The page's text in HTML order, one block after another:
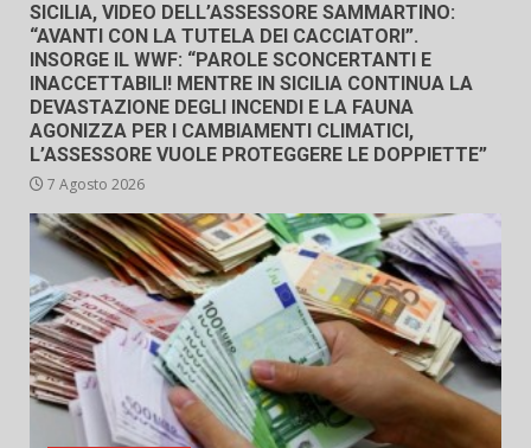
SICILIA, VIDEO DELL’ASSESSORE SAMMARTINO:
“AVANTI CON LA TUTELA DEI CACCIATORI”.
INSORGE IL WWF: “PAROLE SCONCERTANTI E
INACCETTABILI! MENTRE IN SICILIA CONTINUA LA
DEVASTAZIONE DEGLI INCENDI E LA FAUNA
AGONIZZA PER I CAMBIAMENTI CLIMATICI,
L’ASSESSORE VUOLE PROTEGGERE LE DOPPIETTE”
7 Agosto 2026